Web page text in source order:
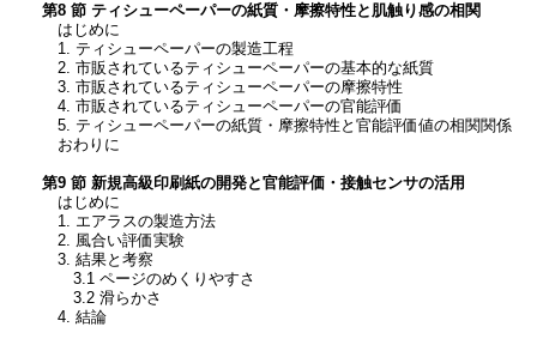
第8 節 ティシューペーパーの紙質・摩擦特性と肌触り感の相関
はじめに
1. ティシューペーパーの製造工程
2. 市販されているティシューペーパーの基本的な紙質
3. 市販されているティシューペーパーの摩擦特性
4. 市販されているティシューペーパーの官能評価
5. ティシューペーパーの紙質・摩擦特性と官能評価値の相関関係
おわりに
第9 節 新規高級印刷紙の開発と官能評価・接触センサの活用
はじめに
1. エアラスの製造方法
2. 風合い評価実験
3. 結果と考察
3.1 ページのめくりやすさ
3.2 滑らかさ
4. 結論